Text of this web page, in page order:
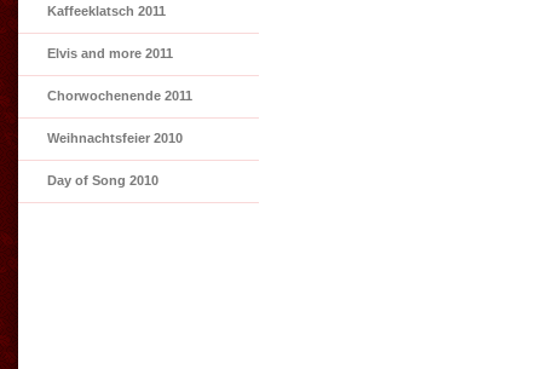
Kaffeeklatsch 2011
Elvis and more 2011
Chorwochenende 2011
Weihnachtsfeier 2010
Day of Song 2010